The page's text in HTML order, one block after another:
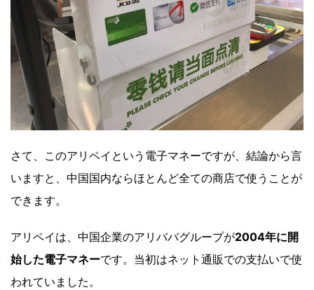
さて、このアリペイという電子マネーですが、結論から言
いますと、中国国内ならほとんど全ての商店で使うことが
できます。
アリペイは、中国企業のアリババグループが2004年に開
始した電子マネーです。当初はネット通販での支払いで使
われていました。